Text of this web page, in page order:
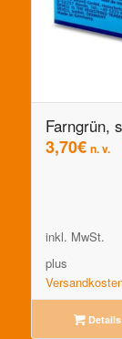
Farngrün,
3,70€ n. v.
inkl. MwSt.
plus
Details